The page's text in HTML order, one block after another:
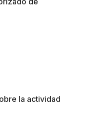
la actividad